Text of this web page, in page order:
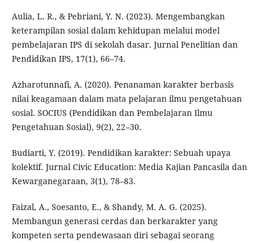
Aulia, L. R., & Pebriani, Y. N. (2023). Mengembangkan
keterampilan sosial dalam kehidupan melalui model
pembelajaran IPS di sekolah dasar. Jurnal Penelitian dan
Pendidikan IPS, 17(1), 66–74.
Azharotunnafi, A. (2020). Penanaman karakter berbasis
nilai keagamaan dalam mata pelajaran ilmu pengetahuan
sosial. SOCIUS (Pendidikan dan Pembelajaran Ilmu
Pengetahuan Sosial), 9(2), 22–30.
Budiarti, Y. (2019). Pendidikan karakter: Sebuah upaya
kolektif. Jurnal Civic Education: Media Kajian Pancasila dan
Kewarganegaraan, 3(1), 78–83.
Faizal, A., Soesanto, E., & Shandy, M. A. G. (2025).
Membangun generasi cerdas dan berkarakter yang
kompeten serta pendewasaan diri sebagai seorang